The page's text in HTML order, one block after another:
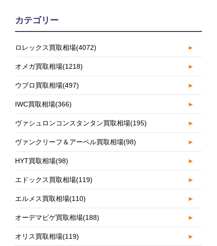
カテゴリー
ロレックス買取相場(4072) ►
オメガ買取相場(1218) ►
ウブロ買取相場(497) ►
IWC買取相場(366) ►
ヴァシュロンコンスタンタン買取相場(195) ►
ヴァンクリーフ＆アーペル買取相場(98) ►
HYT買取相場(98) ►
エドックス買取相場(119) ►
エルメス買取相場(110) ►
オーデマピゲ買取相場(188) ►
オリス買取相場(119) ►